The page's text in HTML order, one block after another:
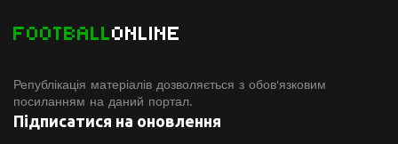
FOOTBALLONLINE
Републікація матеріалів дозволяється з обов'язковим
посиланням на даний портал.
Підписатися на оновлення